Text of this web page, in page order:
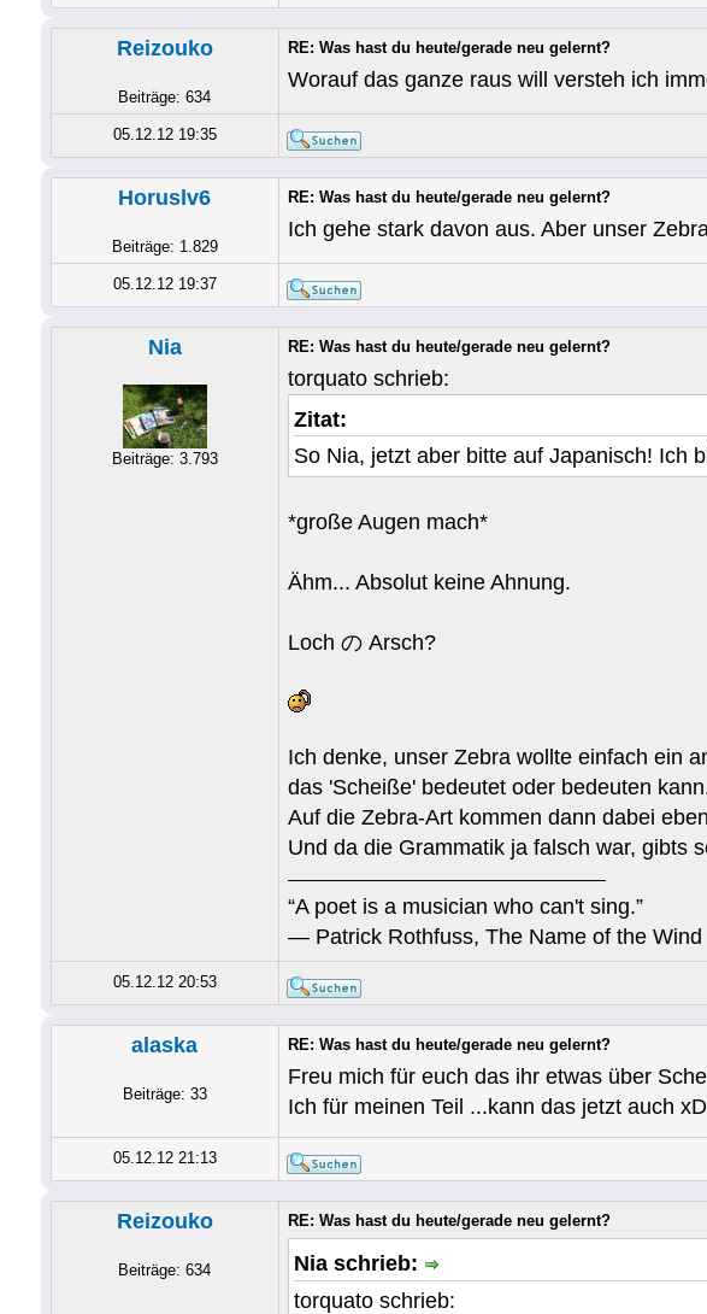
Reizouko
Beiträge: 634
RE: Was hast du heute/gerade neu gelernt?
Worauf das ganze raus will versteh ich
05.12.12 19:35
Horuslv6
Beiträge: 1.829
RE: Was hast du heute/gerade neu gelernt?
Ich gehe stark davon aus. Aber unser
05.12.12 19:37
Nia
Beiträge: 3.793
RE: Was hast du heute/gerade neu gelernt?
torquato schrieb:
Zitat:
So Nia, jetzt aber bitte auf Japanisch! Ich
*große Augen mach*
Ähm... Absolut keine Ahnung.
Loch の Arsch?
Ich denke, unser Zebra wollte einfach ein
das 'Scheiße' bedeutet oder bedeuten
Auf die Zebra-Art kommen dann dabei
Und da die Grammatik ja falsch war, gibts
“A poet is a musician who can't sing.”
― Patrick Rothfuss, The Name of the Wind
05.12.12 20:53
alaska
Beiträge: 33
RE: Was hast du heute/gerade neu gelernt?
Freu mich für euch das ihr etwas über
Ich für meinen Teil ...kann das jetzt auch
05.12.12 21:13
Reizouko
Beiträge: 634
RE: Was hast du heute/gerade neu gelernt?
Nia schrieb:
torquato schrieb: